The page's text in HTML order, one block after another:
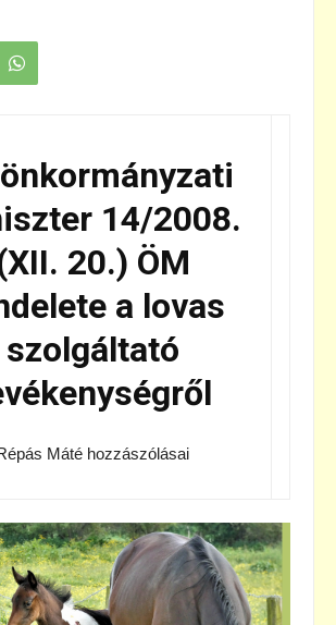
14/2008.
20.) ÖM
a lovas
szolgáltató
Máté hozzászólásai